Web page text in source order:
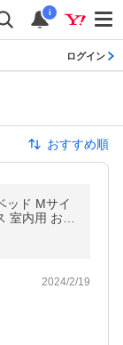
i
ログイン
おすすめ順
ッド Mサイ
室内用 おし
2024/2/19